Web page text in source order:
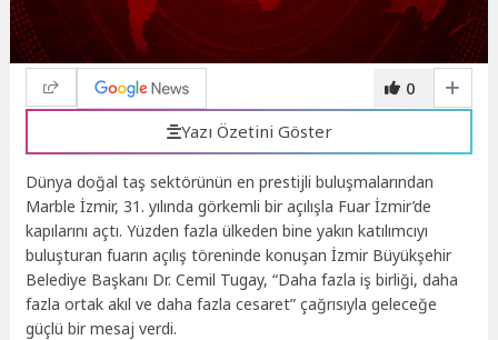
0
Yazı Özetini Göster
Dünya doğal taş sektörünün en prestijli buluşmalarından
Marble İzmir, 31. yılında görkemli bir açılışla Fuar İzmir’de
kapılarını açtı. Yüzden fazla ülkeden bine yakın katılımcıyı
buluşturan fuarın açılış töreninde konuşan İzmir Büyükşehir
Belediye Başkanı Dr. Cemil Tugay, “Daha fazla iş birliği, daha
fazla ortak akıl ve daha fazla cesaret” çağrısıyla geleceğe
güçlü bir mesaj verdi.